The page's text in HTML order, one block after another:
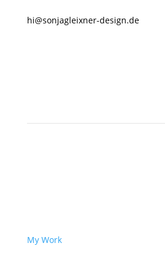
hi@sonjagleixner-design.de
My Work